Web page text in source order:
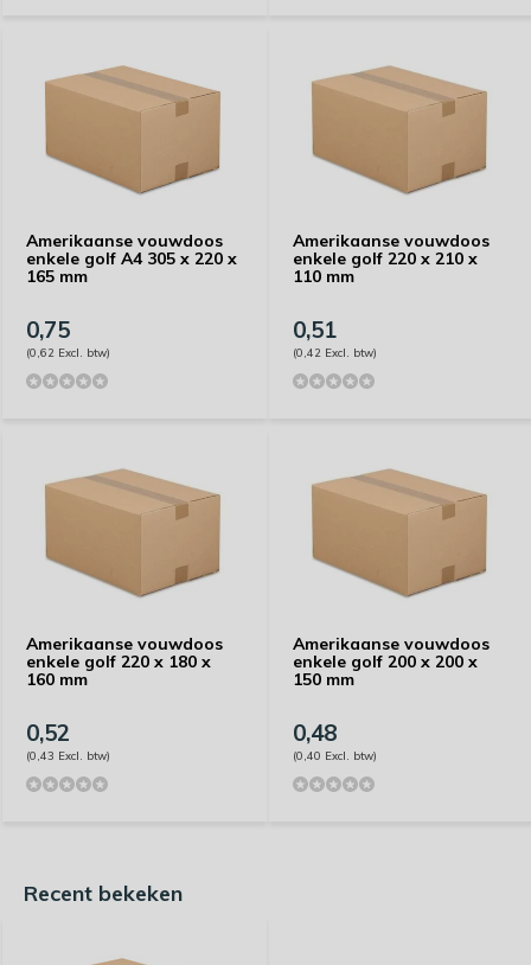
Amerikaanse vouwdoos
enkele golf A4 305 x 220 x
165 mm
0,75
(0,62 Excl. btw)
Amerikaanse vouwdoos
enkele golf 220 x 210 x
110 mm
0,51
(0,42 Excl. btw)
Amerikaanse vouwdoos
enkele golf 220 x 180 x
160 mm
0,52
(0,43 Excl. btw)
Amerikaanse vouwdoos
enkele golf 200 x 200 x
150 mm
0,48
(0,40 Excl. btw)
Recent bekeken